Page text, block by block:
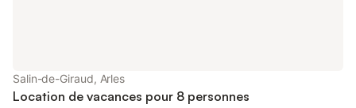
Salin-de-Giraud, Arles
Location de vacances pour 8 personnes